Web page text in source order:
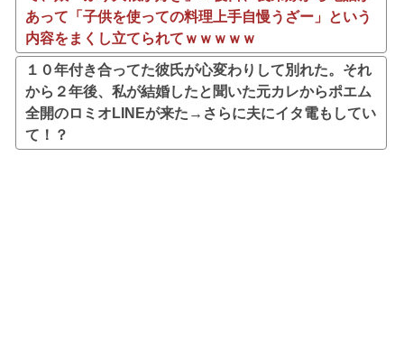
あって「子供を使っての料理上手自慢うざー」という
内容をまくし立てられてｗｗｗｗｗ
１０年付き合ってた彼氏が心変わりして別れた。それ
から２年後、私が結婚したと聞いた元カレからポエム
全開のロミオLINEが来た→さらに夫にイタ電もしてい
て！？